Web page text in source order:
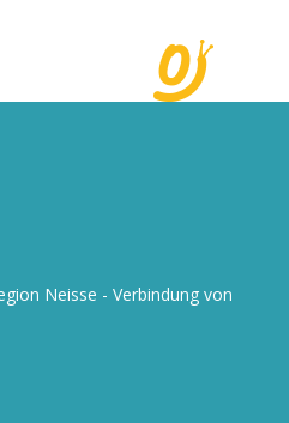
Neisse - Verbindung von